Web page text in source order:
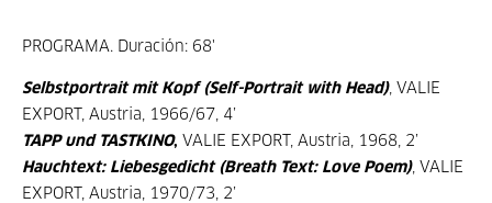
PROGRAMA. Duración: 68'
Selbstportrait mit Kopf (Self-Portrait with Head), VALIE
EXPORT, Austria, 1966/67, 4’
TAPP und TASTKINO, VALIE EXPORT, Austria, 1968, 2’
Hauchtext: Liebesgedicht (Breath Text: Love Poem), VALIE
EXPORT, Austria, 1970/73, 2’